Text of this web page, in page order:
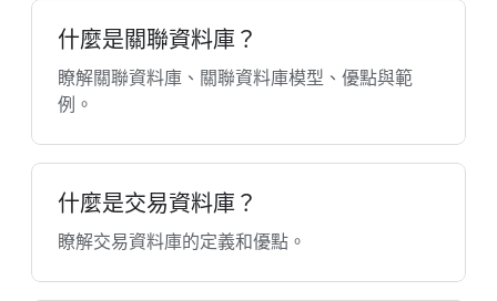
什麼是關聯資料庫？
瞭解關聯資料庫、關聯資料庫模型、優點與範
例。
什麼是交易資料庫？
瞭解交易資料庫的定義和優點。